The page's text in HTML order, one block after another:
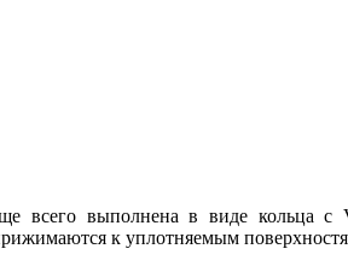
всего выполнена в виде кольца
к уплотняемым